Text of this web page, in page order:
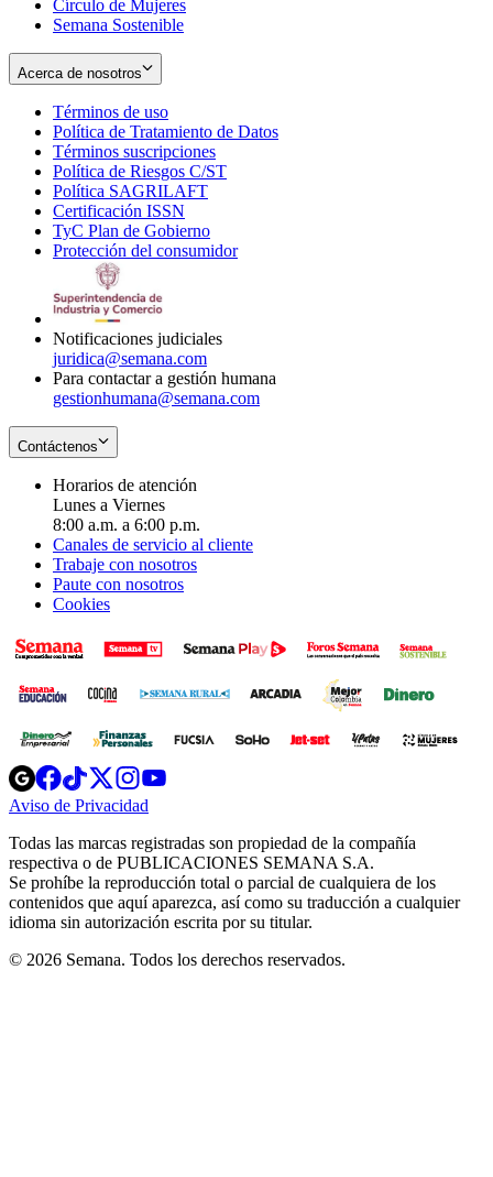
Círculo de Mujeres
Semana Sostenible
Acerca de nosotros
Términos de uso
in
new
window
Política de Tratamiento de Datos
Términos suscripciones
in
Política de Riesgos C/ST
Política SAGRILAFT
new
window
Certificación ISSN
in
new
TyC Plan de Gobierno
in
Protección del consumidorOpens
Notificaciones judiciales
juridica@semana.com
Para contactar a gestión humana
gestionhumana@semana.com
Contáctenos
Horarios de atención
Lunes a Viernes
8:00 a.m. a 6:00 p.m.
Canales de servicio al cliente
Trabaje con nosotros
Paute con nosotros
Cookies
Opens
in
new
Opens
in
new
Opens
in
new
window
Opens
new
windowwindow
Aviso de Privacidad
new
window
Todas las marcas registradas son propiedad de la compañía
respectiva o de PUBLICACIONES SEMANA S.A.
Se prohíbe la reproducción total o parcial de cualquiera de los
contenidos que aquí aparezca, así como su traducción a cualquier
idioma sin autorización escrita por su titular.
© 2026 Semana. Todos los derechos reservados.